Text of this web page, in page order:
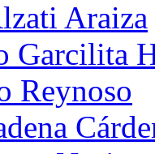
Araiza
Garcilita
Reynoso